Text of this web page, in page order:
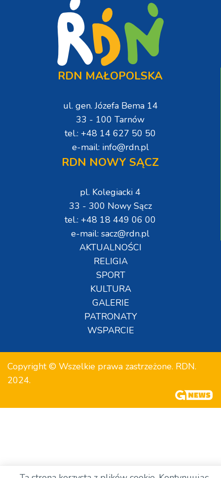
RDN MAŁOPOLSKA
ul. gen. Józefa Bema 14
33 - 100 Tarnów
tel.: +48 14 627 50 50
e-mail: info@rdn.pl
RDN NOWY SĄCZ
pl. Kolegiacki 4
33 - 300 Nowy Sącz
tel.: +48 18 449 06 00
e-mail: sacz@rdn.pl
AKTUALNOŚCI
RELIGIA
SPORT
KULTURA
GALERIE
PATRONATY
WSPARCIE
Copyright © Wszelkie prawa zastrzeżone. RDN.
2024.